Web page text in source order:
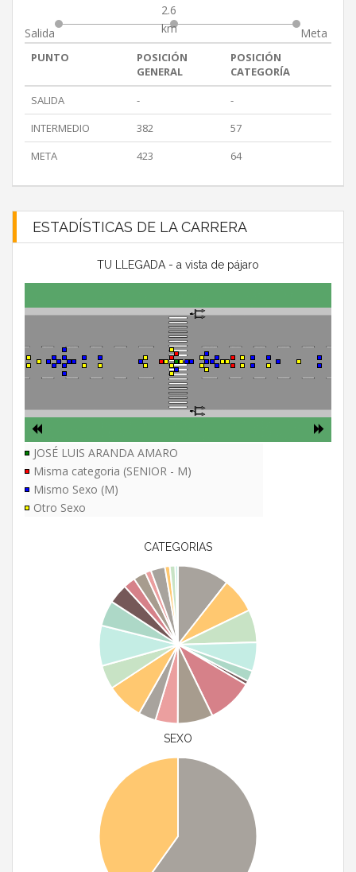
Salida
2.6
km
Meta
PUNTO
POSICIÓN
GENERAL
POSICIÓN
CATEGORÍA
SALIDA
-
-
INTERMEDIO
382
57
META
423 64
ESTADÍSTICAS DE LA CARRERA
TU LLEGADA - a vista de pájaro
JOSÉ LUIS ARANDA AMARO
Misma categoria (SENIOR - M)
Mismo Sexo (M)
Otro Sexo
CATEGORIAS
SEXO